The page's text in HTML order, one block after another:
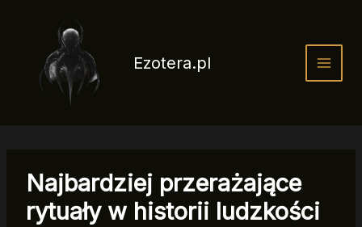
Ezotera.pl
Najbardziej przerażające
rytuały w historii ludzkości